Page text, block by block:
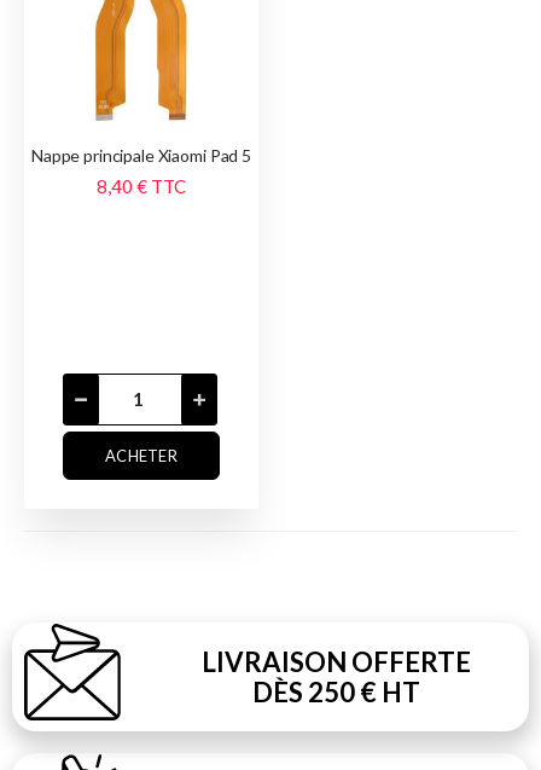
Nappe principale Xiaomi Pad 5
8,40 € TTC
ACHETER
LIVRAISON OFFERTE
DÈS 250 € HT